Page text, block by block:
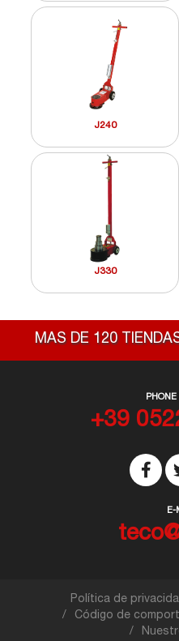
J240
J330
MAS DE 120
+39
E-
Política de
Código de